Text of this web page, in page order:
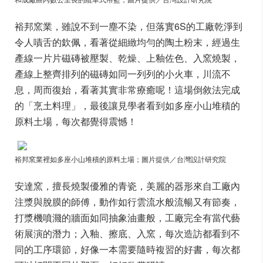
裕邦窯業，雖說不到一塵不染，但落實6S的工廠乾淨到
令人嘖舌的欽佩，看著從細緻均勻的陶土粉末，經過生
產線一片片磁磚被壓製、乾燥、上釉佐色、入窯燒製，
產線上整齊排列的磁磚如同一列列的小火車，川流不
息，周而復始，看著其實非常療癒呢！這場倒敘法完成
的「烹土料理」，最後讓見學者看到如多座小山堆積的
原料土場，每次都覺得震憾！
裕邦窯業裡如多座小山堆積的原料土場 ；圖片提供／台灣設計研究院
安達窯，擅長燒製優雅的青瓷，美麗的器形來自工廠內
注漿與脫膜的師傅，動作如行雲流水般流暢又有節奏，
打漿機噴濺的牆面如同抽象油畫般，工廠完全有當代藝
術展演的潛力；入釉、擦底、入窯，每次造訪都看到不
同的工序環節，好像一本需要隨時複習的好書，每次都